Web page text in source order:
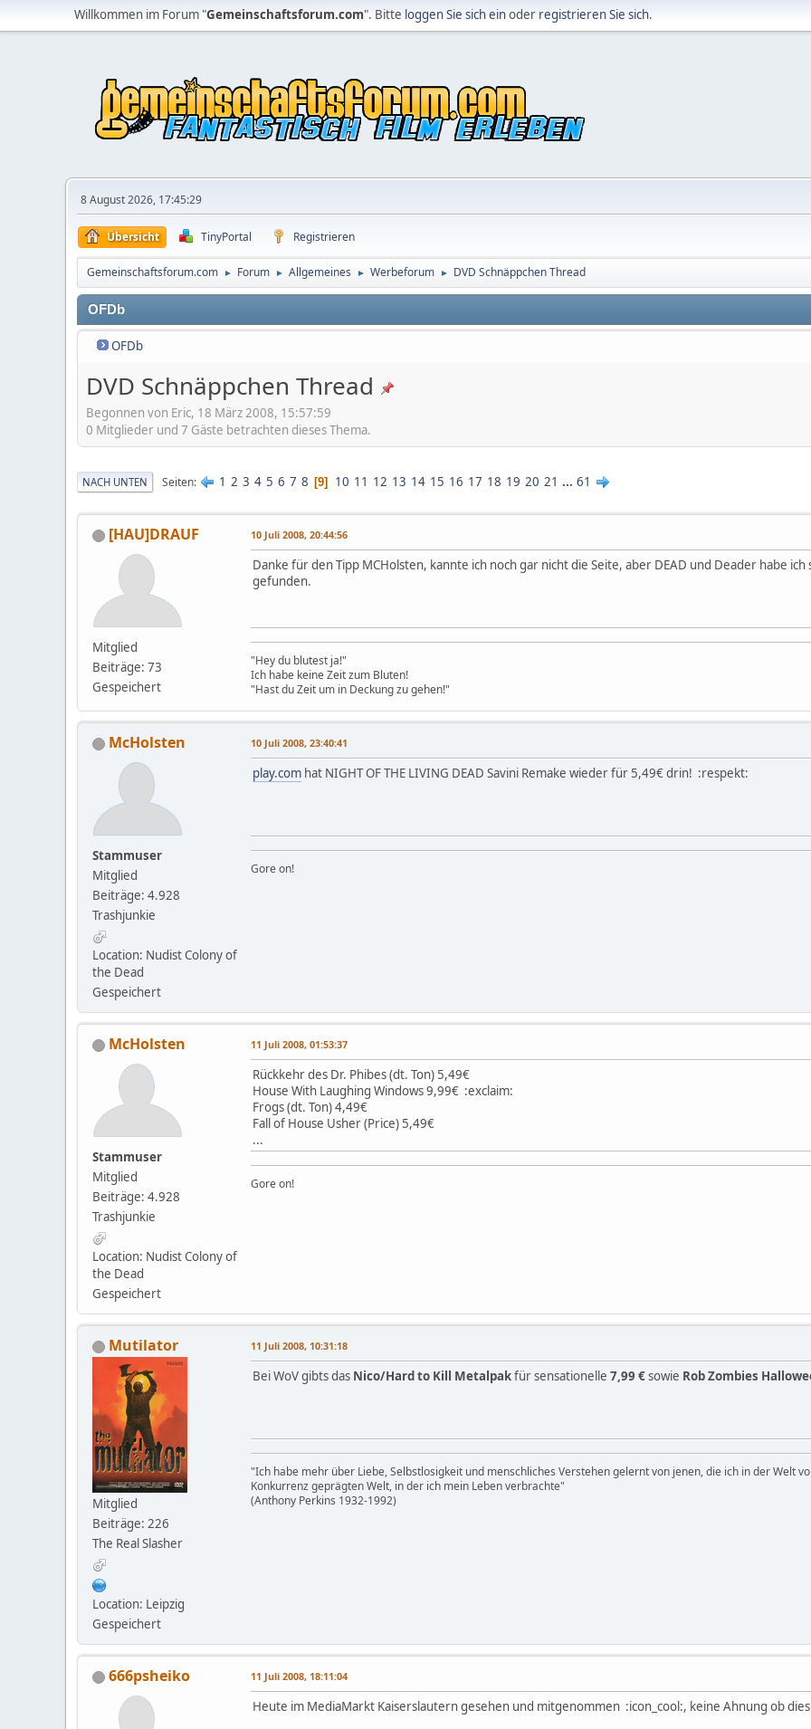
Willkommen im Forum "Gemeinschaftsforum.com". Bitte loggen Sie sich einoder registrieren Sie sich.
8 August 2026, 17:45:29
Übersicht TinyPortal Registrieren
Gemeinschaftsforum.com ► Forum ► Allgemeines ► Werbeforum ► DVD Schnäppchen Thread
OFDb
OFDb
DVD Schnäppchen Thread
Begonnen von Eric, 18 März 2008, 15:57:59
0 Mitglieder und 7 Gäste betrachten dieses Thema.
NACH UNTEN Seiten 1 2 3 4 5 6 7 8 9 10 11 12 13 14 15 16 17 18 19 20 21 ... 61
[HAU]DRAUF
Mitglied
Beiträge: 73
Gespeichert
10 Juli 2008, 20:44:56
Danke für den Tipp MCHolsten, kannte ich noch gar nicht die Seite, aber DEAD und Deader habe
gefunden.
"Hey du blutest ja!"
Ich habe keine Zeit zum Bluten!
"Hast du Zeit um in Deckung zu gehen!"
McHolsten
Stammuser
Mitglied
Beiträge: 4.928
Trashjunkie
Location: Nudist Colony of
the Dead
Gespeichert
10 Juli 2008, 23:40:41
play.com hat NIGHT OF THE LIVING DEAD Savini Remake wieder für 5,49€ drin! :respekt:
Gore on!
McHolsten
Stammuser
Mitglied
Beiträge: 4.928
Trashjunkie
Location: Nudist Colony of
the Dead
Gespeichert
11 Juli 2008, 01:53:37
Rückkehr des Dr. Phibes (dt. Ton) 5,49€
House With Laughing Windows 9,99€ :exclaim:
Frogs (dt. Ton) 4,49€
Fall of House Usher (Price) 5,49€
...
Gore on!
Mutilator
Mitglied
Beiträge: 226
The Real Slasher
Location: Leipzig
Gespeichert
11 Juli 2008, 10:31:18
Bei WoV gibts das Nico/Hard to Kill Metalpakfür sensationelle 7,99 €sowie Rob Zombies
"Ich habe mehr über Liebe, Selbstlosigkeit und menschliches Verstehen gelernt von jenen, die ich in der Welt
Konkurrenz geprägten Welt, in der ich mein Leben verbrachte"
(Anthony Perkins 1932-1992)
666psheiko 11 Juli 2008, 18:11:04
Heute im MediaMarkt Kaiserslautern gesehen und mitgenommen :icon_cool:, keine Ahnung ob